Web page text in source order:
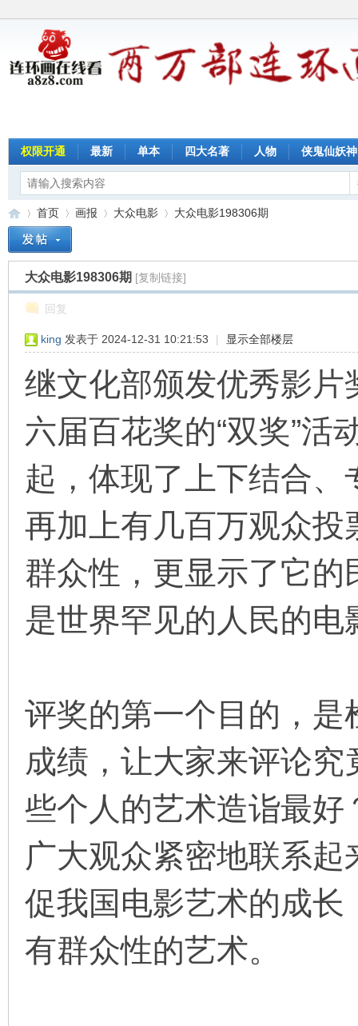
权限开通 最新 单本 四大名著 人物 侠鬼仙妖神
»
首页
›
画报
›
大众电影
›
大众电影198306期
大众电影198306期 [复制链接]
回复
king 发表于 2024-12-31 10:21:53 | 显示全部楼层
继文化部颁发优秀影
六届百花奖的“双奖”活
起，体现了上下结合
再加上有几百万观众
群众性，更显示了它
是世界罕见的人民的电
评奖的第一个目的，
成绩，让大家来评论
些个人的艺术造诣最
广大观众紧密地联系
促我国电影艺术的成
有群众性的艺术。